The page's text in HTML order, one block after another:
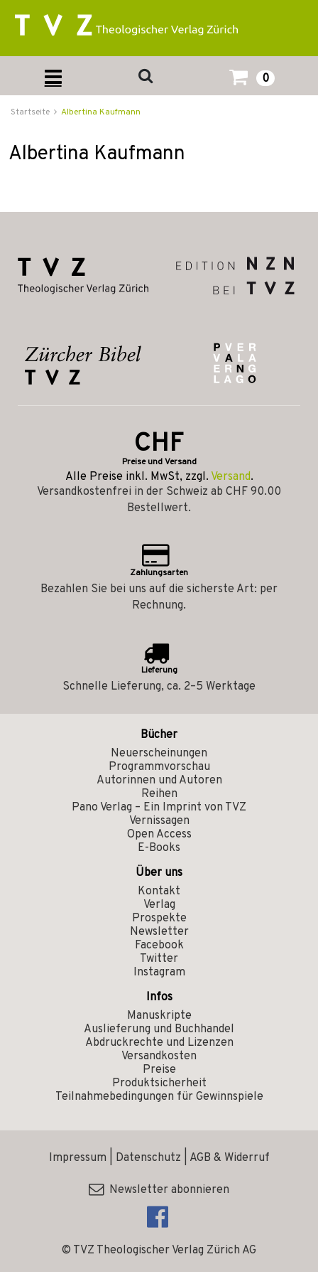
0
Startseite Albertina Kaufmann
Albertina Kaufmann
CHF
Preise und Versand
Alle Preise inkl. MwSt, zzgl. Versand.
Versandkostenfrei in der Schweiz ab CHF 90.00
Bestellwert.
Zahlungsarten
Bezahlen Sie bei uns auf die sicherste Art: per
Rechnung.
Lieferung
Schnelle Lieferung, ca. 2–5 Werktage
Bücher
Neuerscheinungen
Programmvorschau
Autorinnen und Autoren
Reihen
Pano Verlag – Ein Imprint von TVZ
Vernissagen
Open Access
E-Books
Über uns
Kontakt
Verlag
Prospekte
Newsletter
Facebook
Twitter
Instagram
Infos
Manuskripte
Auslieferung und Buchhandel
Abdruckrechte und Lizenzen
Versandkosten
Preise
Produktsicherheit
Teilnahmebedingungen für Gewinnspiele
© TVZ Theologischer Verlag Zürich AG
Impressum Datenschutz AGB & Widerruf
Newsletter abonnieren